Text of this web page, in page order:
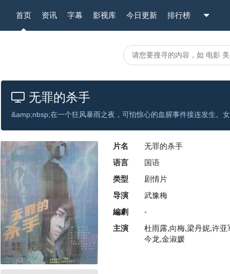
首页 资讯 字幕 影视库 今日更新 排行榜
无罪的杀手
片名
无罪的杀手
语言
国语
类型
剧情片
导演
武豫梅
編劇
-
主演
杜雨露,向梅,梁丹妮,许
今龙,金淑媛